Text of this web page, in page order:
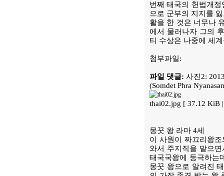
번째 태국의 헌법개
으로 군부의 지지를
활을 한 것은 너무나
에서 물러나자 그의
티 수상은 나중에 세
첨부파일:
파일 댓글: 사진2:
(Somdet Phra
thai02.jpg [ 37.12 KiB
몽꿋 왕 라마 4세
이 사원이 짜끄리왕
와서 주지직을 맡으
태국국왕에 등극하는
몽꿋 왕으로 알려진